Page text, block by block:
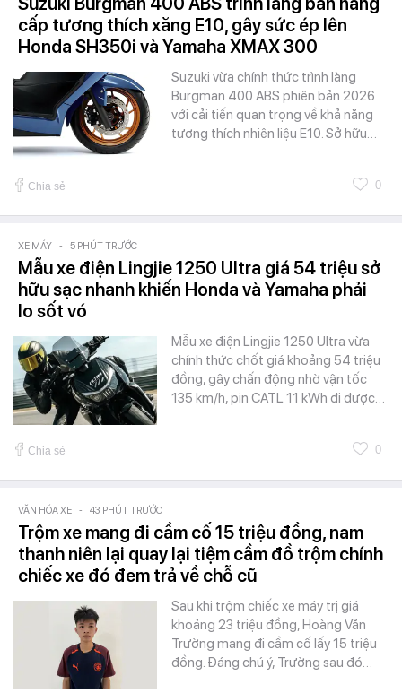
cấp tương thích xăng E10, gây sức ép lên
Honda SH350i và Yamaha XMAX 300
Suzuki vừa chính thức trình làng
Burgman 400 ABS phiên bản 2026
với cải tiến quan trọng về khả năng
tương thích nhiên liệu E10. Sở hữu…
Chia sẻ 0
XE MÁY - 5 PHÚT TRƯỚC
Mẫu xe điện Lingjie 1250 Ultra giá 54 triệu sở
hữu sạc nhanh khiến Honda và Yamaha phải
lo sốt vó
Mẫu xe điện Lingjie 1250 Ultra vừa
chính thức chốt giá khoảng 54 triệu
đồng, gây chấn động nhờ vận tốc
135 km/h, pin CATL 11 kWh đi được…
Chia sẻ 0
VĂN HÓA XE - 43 PHÚT TRƯỚC
Trộm xe mang đi cầm cố 15 triệu đồng, nam
thanh niên lại quay lại tiệm cầm đồ trộm chính
chiếc xe đó đem trả về chỗ cũ
Sau khi trộm chiếc xe máy trị giá
khoảng 23 triệu đồng, Hoàng Văn
Trường mang đi cầm cố lấy 15 triệu
đồng. Đáng chú ý, Trường sau đó…